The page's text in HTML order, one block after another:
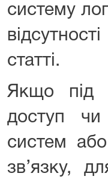
систему
статті.
Якщо під
доступ чи
систем
зв’язку,